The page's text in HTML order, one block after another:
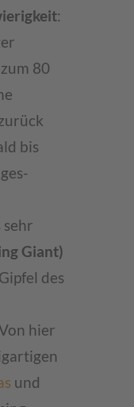
:
80
bis
Giant)
des
hier
und